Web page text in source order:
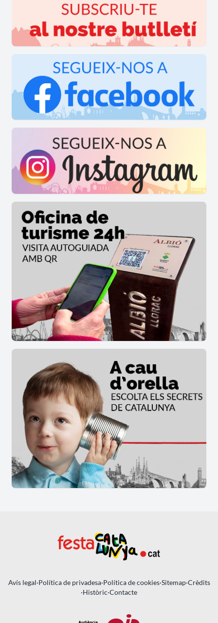
Avís legal·Política de privadesa·Política de cookies·Sitemap·Crèdits
·Històric·Contacte